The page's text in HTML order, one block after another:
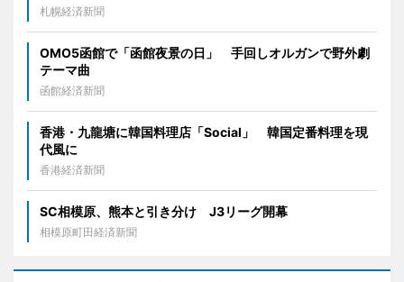
札幌経済新聞
OMO5函館で「函館夜景の日」 手回しオルガンで野外劇
テーマ曲
函館経済新聞
香港・九龍塘に韓国料理店「Social」 韓国定番料理を現
代風に
香港経済新聞
SC相模原、熊本と引き分け J3リーグ開幕
相模原町田経済新聞